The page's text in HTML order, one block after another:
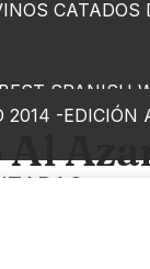
CATADOS
SPANISH
2014 -EDICIÓN